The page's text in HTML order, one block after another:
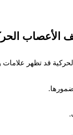
الأعصاب
قد تظهر علامات